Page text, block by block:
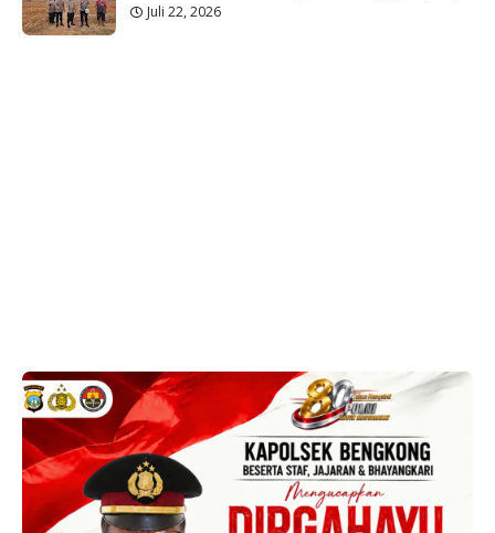
Juli 22, 2026